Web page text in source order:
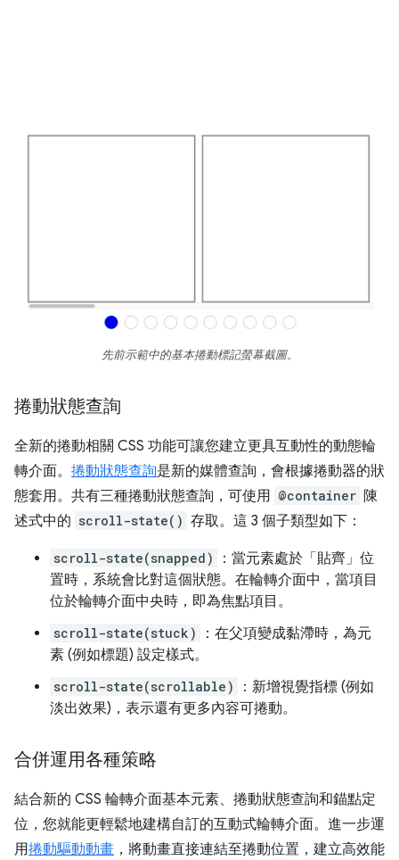
先前示範中的基本捲動標記螢幕截圖。
捲動狀態查詢
全新的捲動相關 CSS 功能可讓您建立更具互動性的動態輪
轉介面。 捲動狀態查詢是新的媒體查詢，會根據捲動器的狀
態套用。共有三種捲動狀態查詢，可使用 @container 陳
述式中的 scroll-state() 存取。這 3 個子類型如下：
scroll-state(snapped)
：當元素處於「貼齊」位
置時，系統會比對這個狀態。在輪轉介面中，當項目
位於輪轉介面中央時，即為焦點項目。
scroll-state(stuck)
：在父項變成黏滯時，為元
素 (例如標題) 設定樣式。
scroll-state(scrollable)
：新增視覺指標 (例如
淡出效果)，表示還有更多內容可捲動。
合併運用各種策略
結合新的 CSS 輪轉介面基本元素、捲動狀態查詢和錨點定
位，您就能更輕鬆地建構自訂的互動式輪轉介面。進一步運
用捲動驅動動畫 ，將動畫直接連結至捲動位置，建立高效能